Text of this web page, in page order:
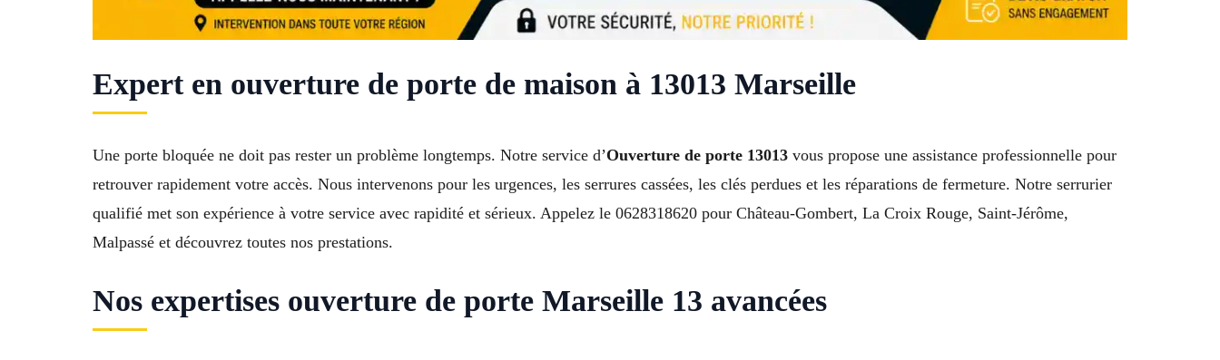
Expert en ouverture de porte de maison à 13013 Marseille
Une porte bloquée ne doit pas rester un problème longtemps. Notre service d’Ouverture de porte 13013 vous propose une assistance professionnelle pour
retrouver rapidement votre accès. Nous intervenons pour les urgences, les serrures cassées, les clés perdues et les réparations de fermeture. Notre serrurier
qualifié met son expérience à votre service avec rapidité et sérieux. Appelez le 0628318620 pour Château-Gombert, La Croix Rouge, Saint-Jérôme,
Malpassé et découvrez toutes nos prestations.
Nos expertises ouverture de porte Marseille 13 avancées